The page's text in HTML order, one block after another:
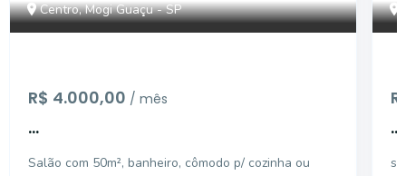
Centro, Mogi Guaçu - SP
R$ 4.000,00 / mês
...
Salão com 50m², banheiro, cômodo p/ cozinha ou
...